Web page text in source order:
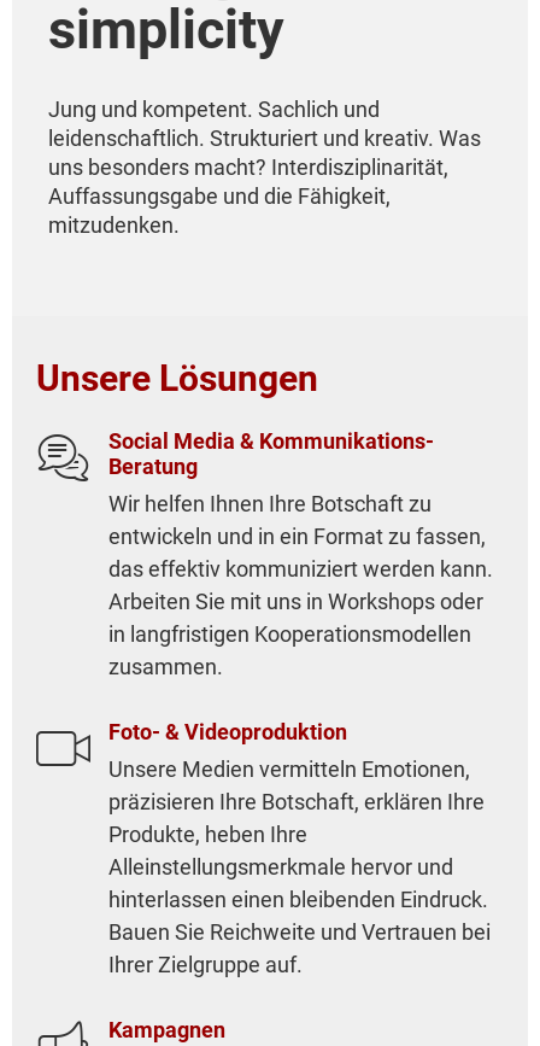
simplicity
Jung und kompetent. Sachlich und
leidenschaftlich. Strukturiert und kreativ. Was
uns besonders macht? Interdisziplinarität,
Auffassungsgabe und die Fähigkeit,
mitzudenken.
Content
Mit Blick fürs Detail und jahrelanger Erfahrung
in der Begleitung von Events erstellen wir
Foto- & Videoinhalte von Ihrer Veranstaltung,
die Überzeugen!
Unsere Lösungen

Social Media & Kommunikations-
Beratung
Wir helfen Ihnen Ihre Botschaft zu
entwickeln und in ein Format zu fassen,
das effektiv kommuniziert werden kann.
Arbeiten Sie mit uns in Workshops oder
in langfristigen Kooperationsmodellen
zusammen.

Foto- & Videoproduktion
Unsere Medien vermitteln Emotionen,
präzisieren Ihre Botschaft, erklären Ihre
Produkte, heben Ihre
Alleinstellungsmerkmale hervor und
hinterlassen einen bleibenden Eindruck.
Bauen Sie Reichweite und Vertrauen bei
Ihrer Zielgruppe auf.
Kampagnen